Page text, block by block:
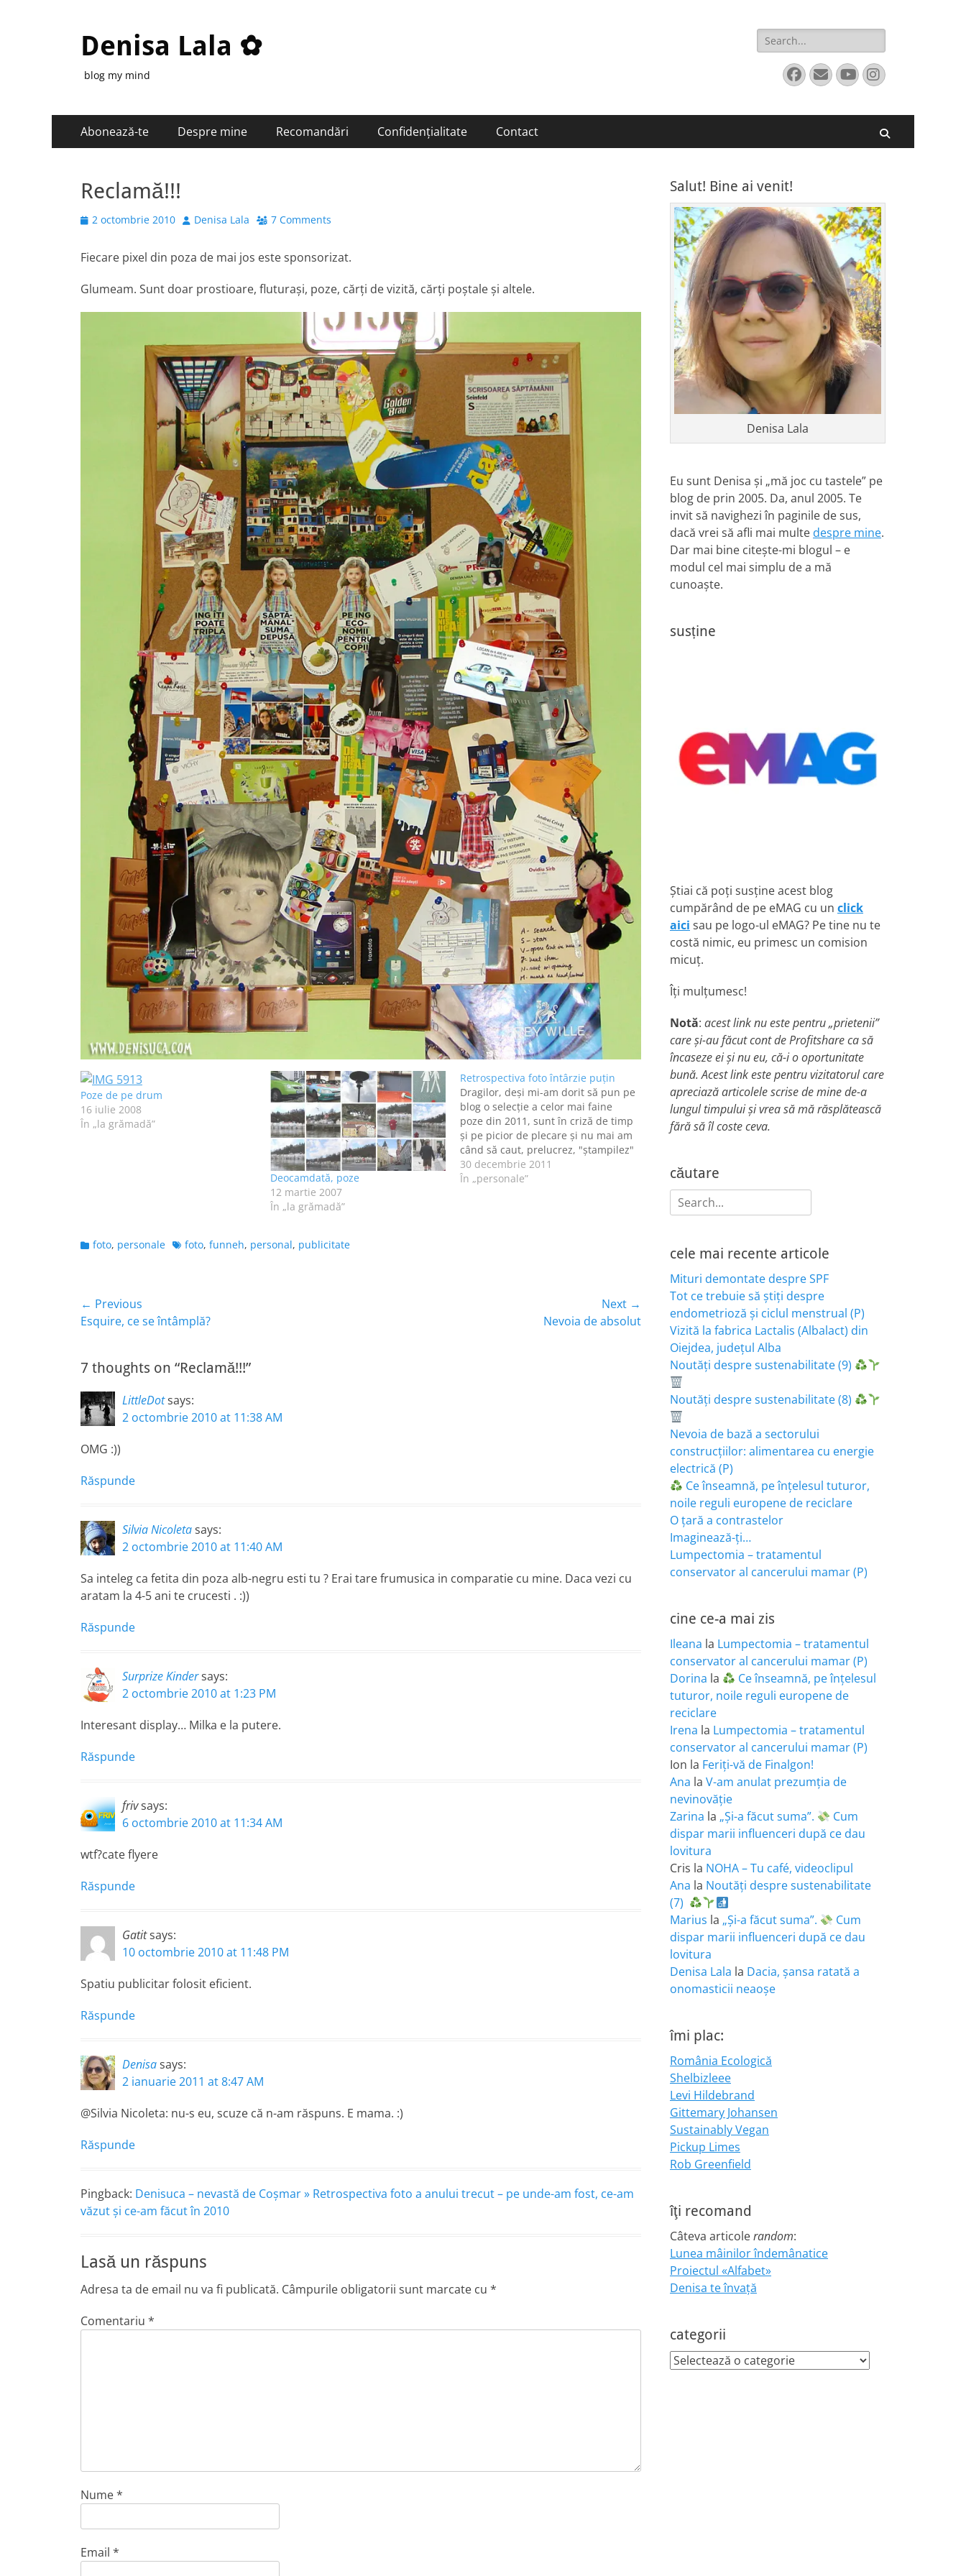
Denisa Lala ✿
blog my mind
Search
for:
Facebook
EmailYouTube
Instagram
Primary
Menu
Abonează-te Despre mine Recomandări Confidențialitate Contact
Reclamă!!!
Posted
2 octombrie 2010 Author
Denisa Lala 7 Comments
Fiecare pixel din poza de mai jos este sponsorizat.
Glumeam. Sunt doar prostioare, fluturași, poze, cărți de vizită, cărți poștale și altele.
Poze de pe drum
16 iulie 2008
În „la grămadă”
Deocamdată, poze
12 martie 2007
În „la grămadă”
Retrospectiva foto întârzie puțin
Dragilor, deși mi-am dorit să pun pe
blog o selecție a celor mai faine
poze din 2011, sunt în criză de timp
și pe picior de plecare și nu mai am
când să caut, prelucrez, "ștampilez"
și explic pozele. Așa că rămâne ca
în ianuarie, după ce-mi revin din
30 decembrie 2011
În „personale”
Categories
foto, personale Tagsfoto, funneh, personal, publicitate
Navigare
în
articole
← Previous
Previous
Esquire, ce se întâmplă?
Next →
Nevoia de absolut
7 thoughts on “Reclamă!!!”
LittleDotsays:
2 octombrie 2010 at 11:38 AM
OMG :))
Răspunde
Silvia Nicoletasays:
2 octombrie 2010 at 11:40 AM
Sa inteleg ca fetita din poza alb-negru esti tu ? Erai tare frumusica in comparatie cu mine. Daca vezi cu
aratam la 4-5 ani te crucesti . :))
Răspunde
Surprize Kindersays:
2 octombrie 2010 at 1:23 PM
Interesant display… Milka e la putere.
Răspunde
frivsays:
6 octombrie 2010 at 11:34 AM
wtf?cate flyere
Răspunde
Gatitsays:
10 octombrie 2010 at 11:48 PM
Spatiu publicitar folosit eficient.
Răspunde
Denisasays:
2 ianuarie 2011 at 8:47 AM
@Silvia Nicoleta: nu-s eu, scuze că n-am răspuns. E mama. :)
Răspunde
Pingback: Denisuca – nevastă de Coşmar » Retrospectiva foto a anului trecut – pe unde-am fost, ce-am
văzut şi ce-am făcut în 2010
Lasă un răspuns
Adresa ta de email nu va fi publicată. Câmpurile obligatorii sunt marcate cu *
Comentariu *
Nume*
Email *
Salut! Bine ai venit!
Denisa Lala
Eu sunt Denisa și „mă joc cu tastele” pe
blog de prin 2005. Da, anul 2005. Te
invit să navighezi în paginile de sus,
dacă vrei să afli mai multe despre mine.
Dar mai bine citește-mi blogul – e
modul cel mai simplu de a mă
cunoaște.
susține
Știai că poți susține acest blog
cumpărând de pe eMAG cu un click
aici sau pe logo-ul eMAG? Pe tine nu te
costă nimic, eu primesc un comision
micuț.
Îți mulțumesc!
Notă: acest link nu este pentru „prietenii”
care și-au făcut cont de Profitshare ca să
încaseze ei și nu eu, că-i o oportunitate
bună. Acest link este pentru vizitatorul care
apreciază articolele scrise de mine de-a
lungul timpului și vrea să mă răsplătească
fără să îl coste ceva.
căutare
Search
for:
cele mai recente articole
Mituri demontate despre SPF
Tot ce trebuie să știți despre
endometrioză și ciclul menstrual (P)
Vizită la fabrica Lactalis (Albalact) din
Oiejdea, județul Alba
Noutăți despre sustenabilitate (9)
Noutăți despre sustenabilitate (8)
Nevoia de bază a sectorului
construcțiilor: alimentarea cu energie
electrică (P)
Ce înseamnă, pe înțelesul tuturor,
noile reguli europene de reciclare
O țară a contrastelor
Imaginează-ți…
Lumpectomia – tratamentul
conservator al cancerului mamar (P)
cine ce-a mai zis
Ileana la Lumpectomia – tratamentul
conservator al cancerului mamar (P)
Dorina la
Ce înseamnă, pe înțelesul
tuturor, noile reguli europene de
reciclare
Irena la Lumpectomia – tratamentul
conservator al cancerului mamar (P)
Ion la Feriţi-vă de Finalgon!
Ana la V-am anulat prezumția de
nevinovăție
Zarina la „Și-a făcut suma”.
Cum
dispar marii influenceri după ce dau
lovitura
Cris la NOHA – Tu café, videoclipul
Ana la Noutăți despre sustenabilitate
(7)
Marius la „Și-a făcut suma”.
Cum
dispar marii influenceri după ce dau
lovitura
Denisa Lala la Dacia, șansa ratată a
onomasticii neaoșe
îmi plac:
România Ecologică
Shelbizleee
Levi Hildebrand
Gittemary Johansen
Sustainably Vegan
Pickup Limes
Rob Greenfield
îţi recomand
Câteva articolerandom:
Lunea mâinilor îndemânatice
Proiectul «Alfabet»
Denisa te învaţă
categorii
categorii